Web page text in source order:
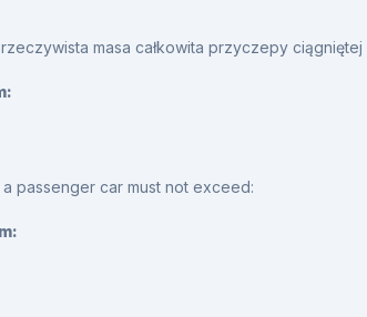
masa całkowita przyczepy
passenger car must not exceed: